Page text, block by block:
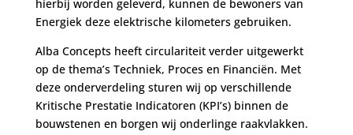
hierbij worden geleverd, kunnen de bewoners van
Energiek deze elektrische kilometers gebruiken.
Alba Concepts heeft circulariteit verder uitgewerkt
op de thema’s Techniek, Proces en Financiën. Met
deze onderverdeling sturen wij op verschillende
Kritische Prestatie Indicatoren (KPI’s) binnen de
bouwstenen en borgen wij onderlinge raakvlakken.